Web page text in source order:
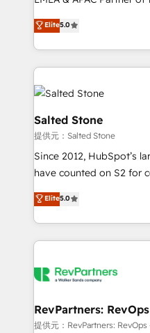
experienced and fully
Partner. 🚀 With 2,750+ HubSpot projects delivered
and 370+ specialists
we de-risk complex
accelerate ROI across every
multi-region migrations
we turn complexity into
scale. 🏆 HubSpot’s CEO called us “the partner of the
future.” Others agree it
measurable impact.
Elite5.0
Salted Stone
提供元：Salted Stone
Since 2012, HubSpot’s
have counted on S2 for
management, systems
solutions that deliver
transform brand experiences As one of
service creative
winning design to build
marketing campaigns, &
fuel long-term success We connect the entire
Elite5.0
RevPartners:
提供元：RevPartners: RevOps